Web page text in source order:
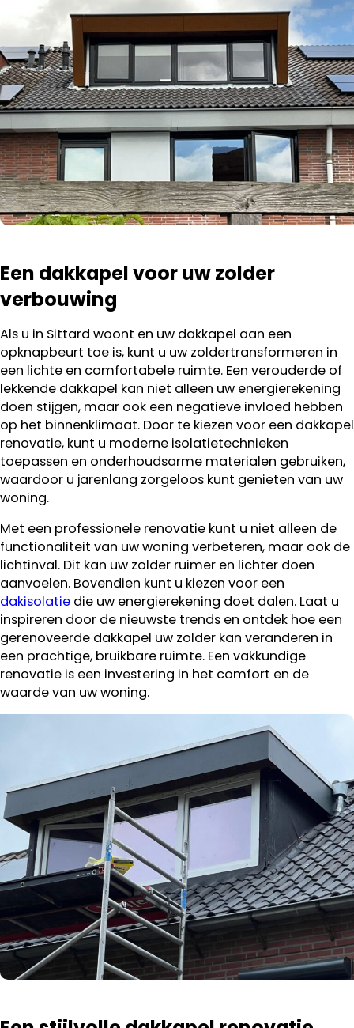
Een dakkapel voor uw zolder
verbouwing
Als u in Sittard woont en uw dakkapel aan een
opknapbeurt toe is, kunt u uw zoldertransformeren in
een lichte en comfortabele ruimte. Een verouderde of
lekkende dakkapel kan niet alleen uw energierekening
doen stijgen, maar ook een negatieve invloed hebben
op het binnenklimaat. Door te kiezen voor een dakkapel
renovatie, kunt u moderne isolatietechnieken
toepassen en onderhoudsarme materialen gebruiken,
waardoor u jarenlang zorgeloos kunt genieten van uw
woning.
Met een professionele renovatie kunt u niet alleen de
functionaliteit van uw woning verbeteren, maar ook de
lichtinval. Dit kan uw zolder ruimer en lichter doen
aanvoelen. Bovendien kunt u kiezen voor een
dakisolatie die uw energierekening doet dalen. Laat u
inspireren door de nieuwste trends en ontdek hoe een
gerenoveerde dakkapel uw zolder kan veranderen in
een prachtige, bruikbare ruimte. Een vakkundige
renovatie is een investering in het comfort en de
waarde van uw woning.